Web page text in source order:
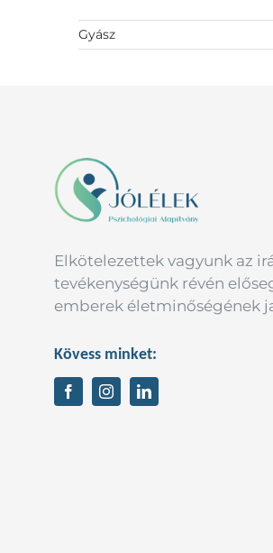
Gyász
Elkötelezettek vagyunk az
tevékenységünk révén
emberek életminőségének
Kövess minket: